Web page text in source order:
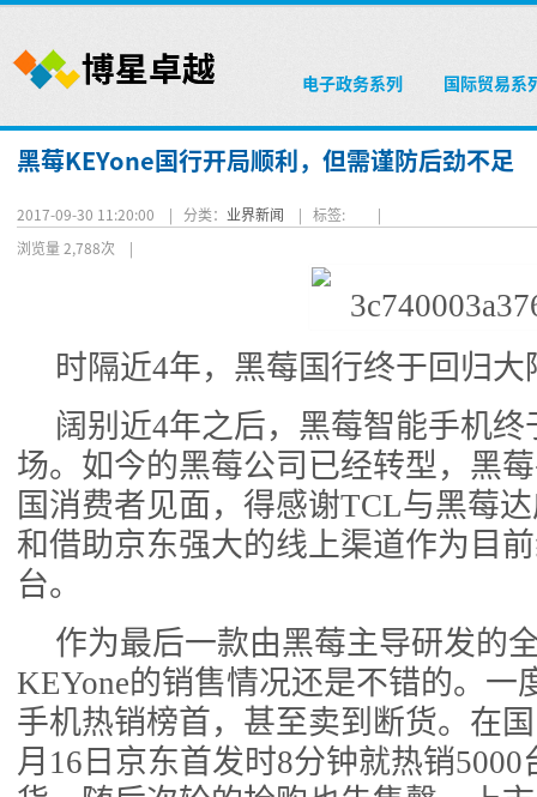
电子政务系列 国际贸易系
黑莓KEYone国行开局顺利，但需谨防后劲不足
2017-09-30 11:20:00 | 分类： 业界新闻 | 标签:
|
浏览量 2,788次 |
时隔近4年，黑莓国行终于回归大
阔别近4年之后，黑莓智能手机
场。如今的黑莓公司已经转型，黑
国消费者见面，得感谢TCL与黑莓
和借助京东强大的线上渠道作为目
台。
作为最后一款由黑莓主导研发的
KEYone的销售情况还是不错的。一
手机热销榜首，甚至卖到断货。在
月16日京东首发时8分钟就热销